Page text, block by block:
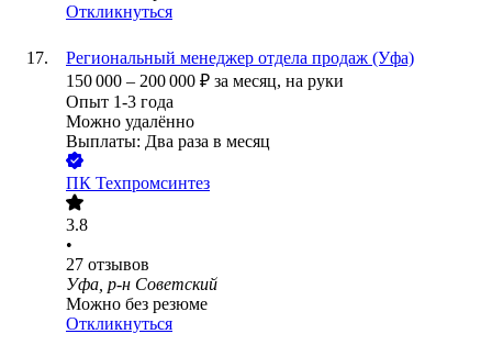
Откликнуться
Региональный менеджер отдела продаж (Уфа)
150 000 – 200 000 ₽ за месяц, на руки
Опыт 1-3 года
Можно удалённо
Выплаты: Два раза в месяц
ПК Техпромсинтез
3.8
•
27 отзывов
Уфа, р-н Советский
Можно без резюме
Откликнуться